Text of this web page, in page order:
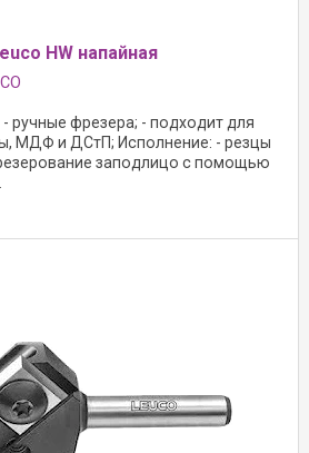
HW напайная
ручные фрезера; - подходит для
МДФ и ДСтП; Исполнение: - резцы
заподлицо с помощью